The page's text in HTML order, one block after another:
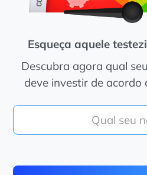
Esqueça aquele
Descubra agora qual
deve investir de acordo